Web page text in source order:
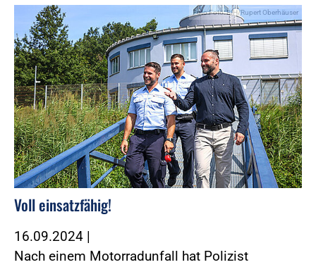
Foto:Foto: BIH/Rupert Oberhäuser
Voll einsatzfähig!
16.09.2024 |
Nach einem Motorradunfall hat Polizist